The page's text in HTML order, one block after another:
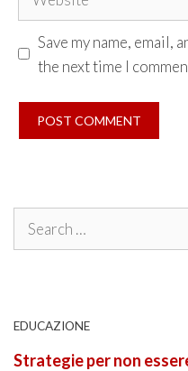
Save my name, email,
the next time I
Search
EDUCAZIONE
Strategie per non